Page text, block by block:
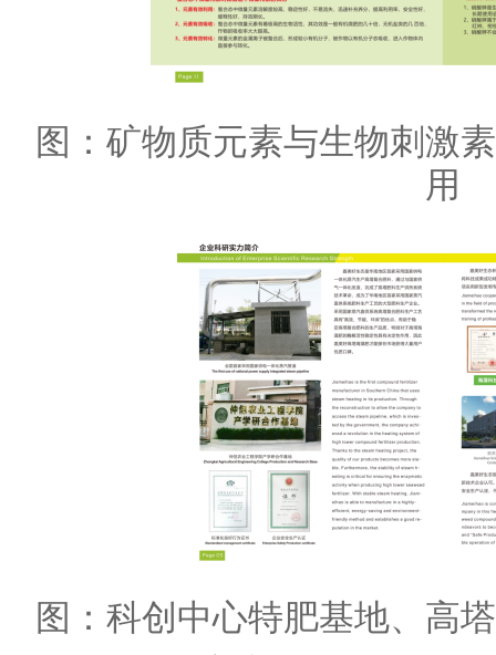
图：矿物质元素与生物刺激
用
图：科创中心特肥基地、高